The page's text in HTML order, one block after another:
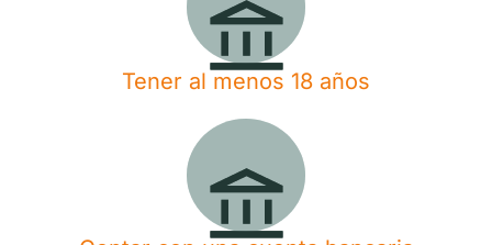
Tener al menos 18 años